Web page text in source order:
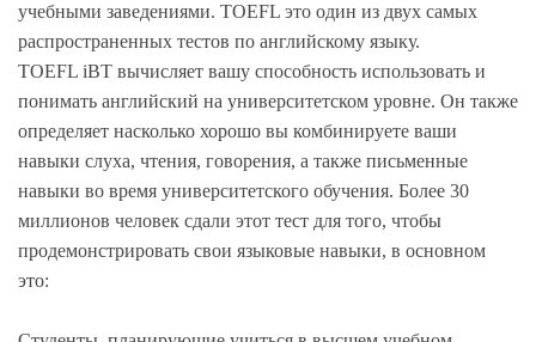
учебными заведениями. TOEFL это один из двух самых
распространенных тестов по английскому языку.
TOEFL iBT вычисляет вашу способность использовать и
понимать английский на университетском уровне. Он также
определяет насколько хорошо вы комбинируете ваши
навыки слуха, чтения, говорения, а также письменные
навыки во время университетского обучения. Более 30
миллионов человек сдали этот тест для того, чтобы
продемонстрировать свои языковые навыки, в основном
это: